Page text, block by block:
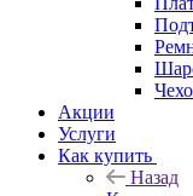
Акции
Услуги
Как купить
Назад